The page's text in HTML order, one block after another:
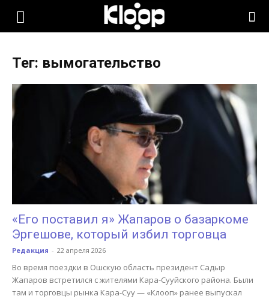
KLOOP.KG
Новости
Тег: вымогательство
«Его поставил я» Жапаров о базаркоме
Эргешове, который избил торговца
Редакция - 22 апреля 2026
Во время поездки в Ошскую область президент Садыр
Жапаров встретился с жителями Кара-Сууйского района. Были
там и торговцы рынка Кара-Суу — «Клооп» ранее выпускал